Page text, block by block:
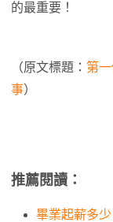
的最重要！
（原文標題： 第
事）
推薦閱讀：
畢業起薪多